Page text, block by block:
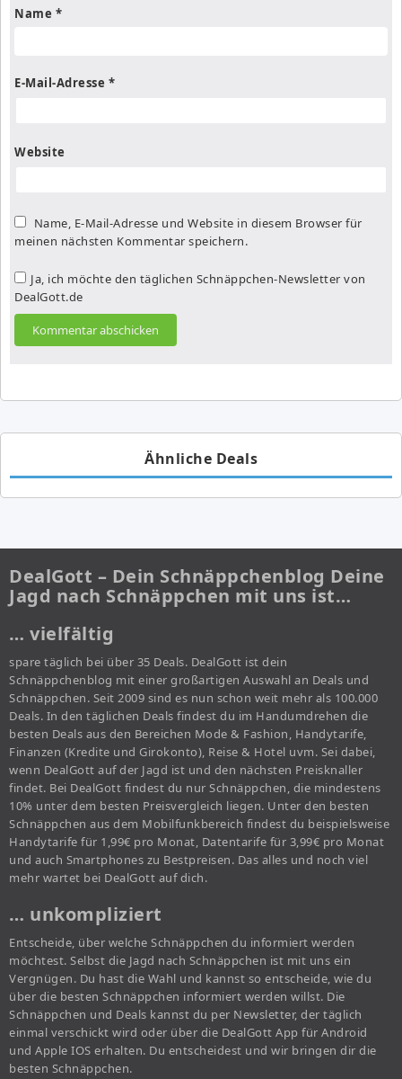
Name *
E-Mail-Adresse *
Website
Name, E-Mail-Adresse und Website in diesem Browser für
meinen nächsten Kommentar speichern.
Ja, ich möchte den täglichen Schnäppchen-Newsletter von
DealGott.de
Ähnliche Deals
DealGott – Dein Schnäppchenblog Deine
Jagd nach Schnäppchen mit uns ist…
… vielfältig
spare täglich bei über 35 Deals. DealGott ist dein
Schnäppchenblog mit einer großartigen Auswahl an Deals und
Schnäppchen. Seit 2009 sind es nun schon weit mehr als 100.000
Deals. In den täglichen Deals findest du im Handumdrehen die
besten Deals aus den Bereichen Mode & Fashion, Handytarife,
Finanzen (Kredite und Girokonto), Reise & Hotel uvm. Sei dabei,
wenn DealGott auf der Jagd ist und den nächsten Preisknaller
findet. Bei DealGott findest du nur Schnäppchen, die mindestens
10% unter dem besten Preisvergleich liegen. Unter den besten
Schnäppchen aus dem Mobilfunkbereich findest du beispielsweise
Handytarife für 1,99€ pro Monat, Datentarife für 3,99€ pro Monat
und auch Smartphones zu Bestpreisen. Das alles und noch viel
mehr wartet bei DealGott auf dich.
… unkompliziert
Entscheide, über welche Schnäppchen du informiert werden
möchtest. Selbst die Jagd nach Schnäppchen ist mit uns ein
Vergnügen. Du hast die Wahl und kannst so entscheide, wie du
über die besten Schnäppchen informiert werden willst. Die
Schnäppchen und Deals kannst du per Newsletter, der täglich
einmal verschickt wird oder über die DealGott App für Android
und Apple IOS erhalten. Du entscheidest und wir bringen dir die
besten Schnäppchen.